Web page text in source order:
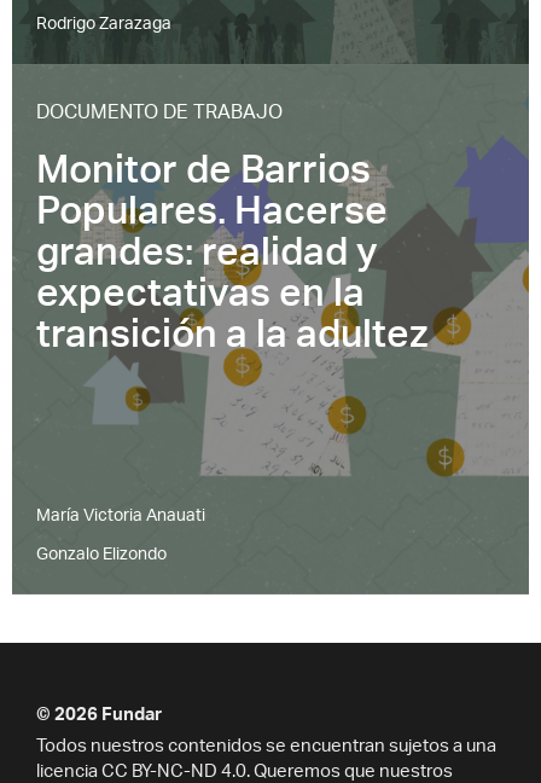
Rodrigo Zarazaga
DOCUMENTO DE TRABAJO
Monitor de Barrios
Populares. Hacerse
grandes: realidad y
expectativas en la
transición a la adultez
María Victoria Anauati
Gonzalo Elizondo
© 2026 Fundar
Todos nuestros contenidos se encuentran sujetos a una
licencia CC BY-NC-ND 4.0. Queremos que nuestros